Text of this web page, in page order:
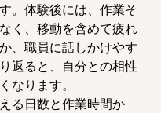
。体験後には、作業そ
く、移動を含めて疲れ
、職員に話しかけやす
返ると、自分との相性
なります。
る日数と作業時間か